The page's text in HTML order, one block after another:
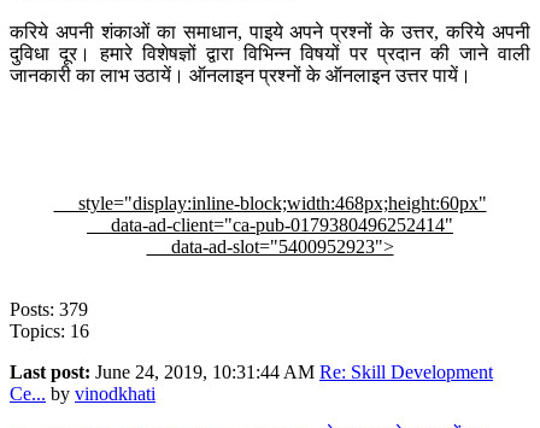
करिये अपनी शंकाओं का समाधान, पाइये अपने प्रश्नों के उत्तर, करिये अपनी
दुविधा दूर। हमारे विशेषज्ञों द्वारा विभिन्न विषयों पर प्रदान की जाने वाली
जानकारी का लाभ उठायें। ऑनलाइन प्रश्नों के ऑनलाइन उत्तर पायें।
style="display:inline-block;width:468px;height:60px"
data-ad-client="ca-pub-0179380496252414"
data-ad-slot="5400952923">
Posts: 379
Topics: 16
Last post: June 24, 2019, 10:31:44 AM Re: Skill Development
Ce... by vinodkhati